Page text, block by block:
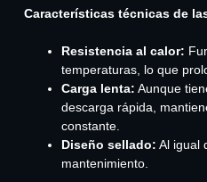
Características técnicas de
Resistencia al calor:
temperaturas, lo que
Carga lenta: Aunque
descarga rápida,
constante.
Diseño sellado: Al igual
mantenimiento.